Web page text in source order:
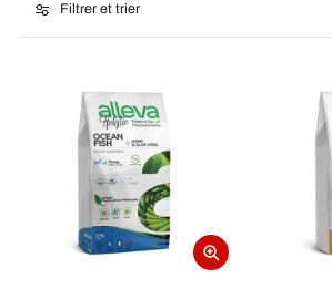
Filtrer et trier